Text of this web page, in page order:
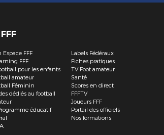
Espace FFF
FFF
pour les enfants
amateur
Féminin
dédiés au football
éducatif
Labels Fédéraux
Fiches pratiques
TV Foot amateur
Santé
Scores en direct
FFFTV
Joueurs FFF
Portail des officiels
Nos formations